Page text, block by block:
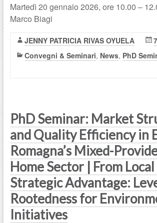
Martedì 20 gennaio 2026, ore 10.00 –
Marco Biagi
JENNY PATRICIA RIVAS OYUELA
Convegni & Seminari, News, PhD
PhD Seminar: Market
and Quality Efficiency in
Romagna’s Mixed-
Home Sector | From
Strategic Advantage:
Rootedness for
Initiatives